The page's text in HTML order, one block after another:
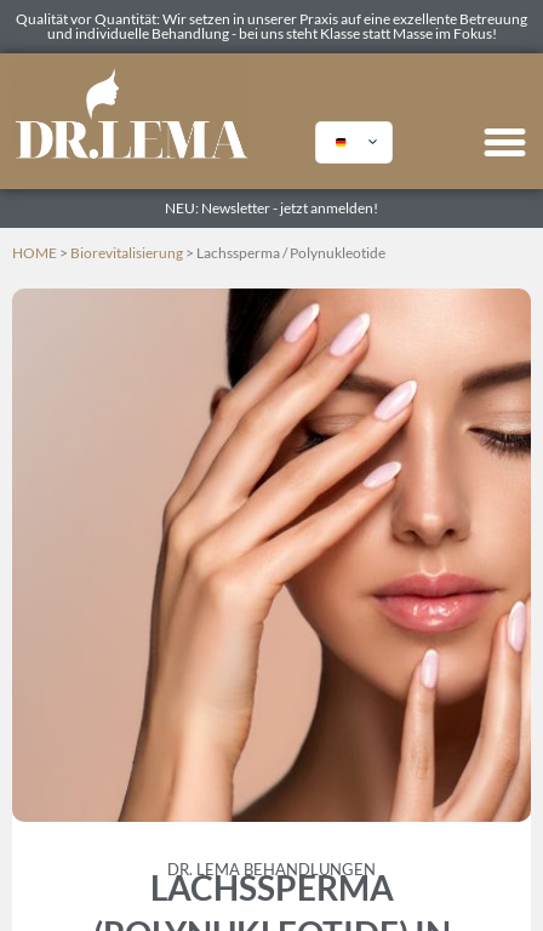
Qualität vor Quantität: Wir setzen in unserer Praxis auf eine exzellente Betreuung
und individuelle Behandlung - bei uns steht Klasse statt Masse im Fokus!
NEU: Newsletter - jetzt anmelden!
HOME > Biorevitalisierung > Lachssperma / Polynukleotide
DR. LEMA BEHANDLUNGEN
LACHSSPERMA